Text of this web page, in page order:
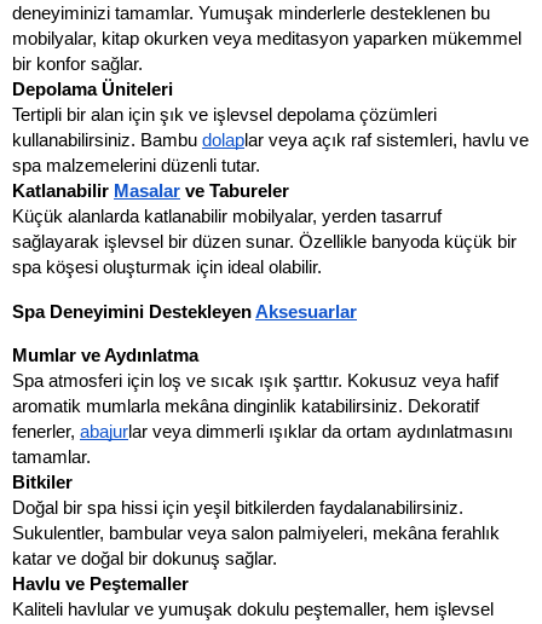
deneyiminizi tamamlar. Yumuşak minderlerle desteklenen bu
mobilyalar, kitap okurken veya meditasyon yaparken mükemmel
bir konfor sağlar.
Depolama Üniteleri
Tertipli bir alan için şık ve işlevsel depolama çözümleri
kullanabilirsiniz. Bambu dolaplar veya açık raf sistemleri, havlu ve
spa malzemelerini düzenli tutar.
Katlanabilir Masalar ve Tabureler
Küçük alanlarda katlanabilir mobilyalar, yerden tasarruf
sağlayarak işlevsel bir düzen sunar. Özellikle banyoda küçük bir
spa köşesi oluşturmak için ideal olabilir.
Spa Deneyimini Destekleyen Aksesuarlar
Mumlar ve Aydınlatma
Spa atmosferi için loş ve sıcak ışık şarttır. Kokusuz veya hafif
aromatik mumlarla mekâna dinginlik katabilirsiniz. Dekoratif
fenerler, abajurlar veya dimmerli ışıklar da ortam aydınlatmasını
tamamlar.
Bitkiler
Doğal bir spa hissi için yeşil bitkilerden faydalanabilirsiniz.
Sukulentler, bambular veya salon palmiyeleri, mekâna ferahlık
katar ve doğal bir dokunuş sağlar.
Havlu ve Peştemaller
Kaliteli havlular ve yumuşak dokulu peştemaller, hem işlevsel